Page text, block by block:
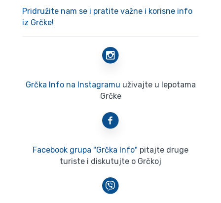
Pridružite nam se i pratite važne i korisne info
iz Grčke!
Grčka Info na Instagramu uživajte u lepotama
Grčke
Facebook grupa "Grčka Info" pitajte druge
turiste i diskutujte o Grčkoj